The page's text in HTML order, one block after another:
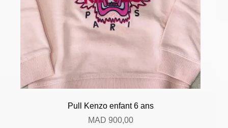
Pull Kenzo enfant 6 ans
MAD 900,00